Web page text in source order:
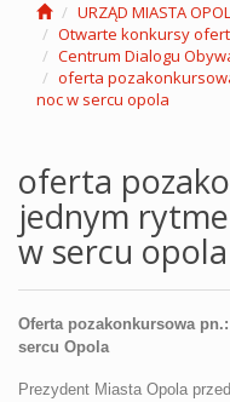
URZĄD MIASTA
Otwarte konkursy ofert
Centrum Dialogu
oferta
noc w sercu opola
oferta
jednym
w sercu opola
Oferta pozakonkursowa pn.:
sercu Opola
Prezydent Miasta Opola